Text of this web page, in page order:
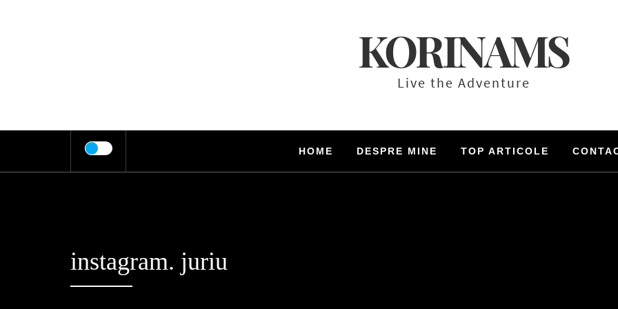
KORINAMS
Live the Adventure
HOME DESPRE MINE TOP ARTICOLE
instagram. juriu